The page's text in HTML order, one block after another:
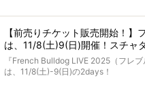
day1の司会はフレブルラバーのロッ
ェスには世代ど真ん中のPUFFYが出
に豪華なラインナップ。
北は北海道、南は鹿児島県から。全国
グが一堂に会した「フレブル
【前売りチケット販売開始！】
は、11/8(土)9(日)開催！スチャ
マソング制作も決定
『French Bulldog LIVE 2025（フレ
は、11/8(土)-9(日)の2days！
お得な前売りチケット、いよいよ販